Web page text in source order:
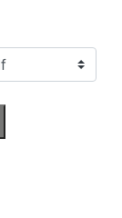
suchen